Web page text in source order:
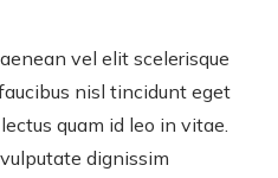
vel elit scelerisque
nisl tincidunt eget
quam id leo in vitae.
dignissim